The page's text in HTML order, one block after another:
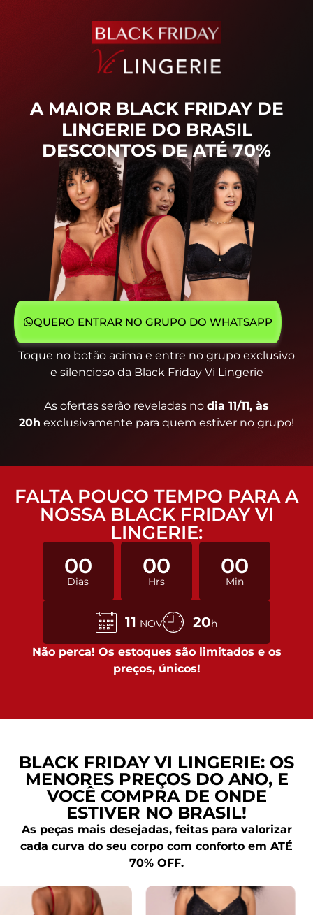
A MAIOR BLACK FRIDAY DE
LINGERIE DO BRASIL
DESCONTOS DE ATÉ 70%
QUERO ENTRAR NO GRUPO DO WHATSAPP
Toque no botão acima e entre no grupo exclusivo
e silencioso da Black Friday Vi Lingerie
As ofertas serão reveladas no dia 11/11, às
20h exclusivamente para quem estiver no grupo!
FALTA POUCO TEMPO PARA A
NOSSA BLACK FRIDAY VI
LINGERIE:
00
Dias
00
Hrs
00
Min
11 NOV 20h
Não perca! Os estoques são limitados e os
preços, únicos!
BLACK FRIDAY VI LINGERIE: OS
MENORES PREÇOS DO ANO, E
VOCÊ COMPRA DE ONDE
ESTIVER NO BRASIL!
As peças mais desejadas, feitas para valorizar
cada curva do seu corpo com conforto em ATÉ
70% OFF.